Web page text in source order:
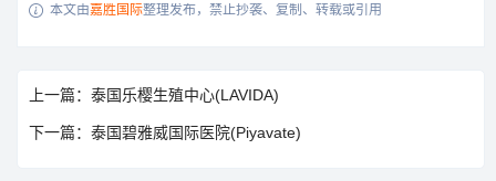
 本文由嘉胜国际整理发布，禁止抄袭、复制、转载或引用
上一篇：泰国乐樱生殖中心(LAVIDA)
下一篇：泰国碧雅威国际医院(Piyavate)